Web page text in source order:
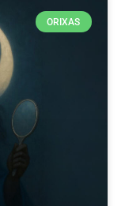
ORIXAS